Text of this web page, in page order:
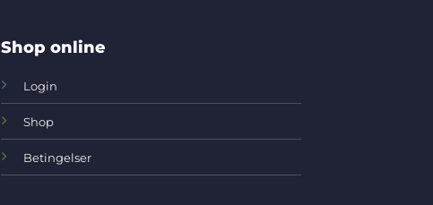
Shop online
Login
Shop
Betingelser